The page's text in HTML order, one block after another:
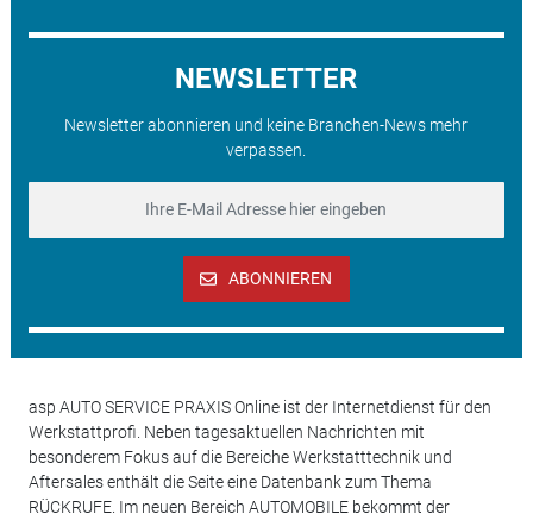
NEWSLETTER
Newsletter abonnieren und keine Branchen-News mehr
verpassen.
ABONNIEREN
asp AUTO SERVICE PRAXIS Online ist der Internetdienst für den
Werkstattprofi. Neben tagesaktuellen Nachrichten mit
besonderem Fokus auf die Bereiche Werkstatttechnik und
Aftersales enthält die Seite eine Datenbank zum Thema
RÜCKRUFE. Im neuen Bereich AUTOMOBILE bekommt der